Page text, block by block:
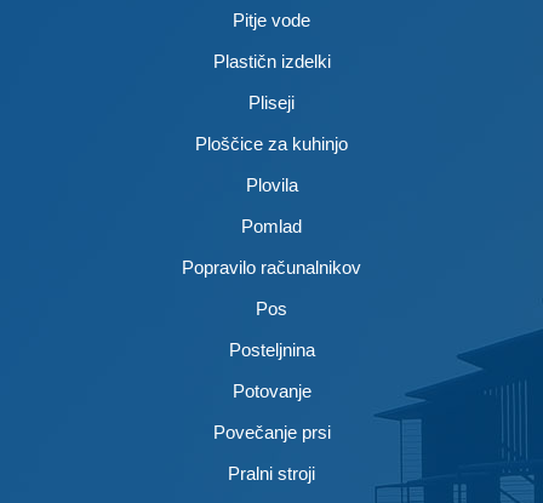
Pitje vode
Plastičn izdelki
Pliseji
Ploščice za kuhinjo
Plovila
Pomlad
Popravilo računalnikov
Pos
Posteljnina
Potovanje
Povečanje prsi
Pralni stroji